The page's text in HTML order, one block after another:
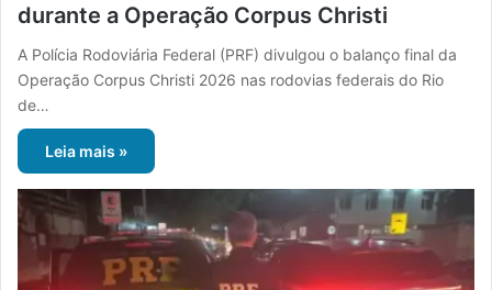
durante a Operação Corpus Christi
A Polícia Rodoviária Federal (PRF) divulgou o balanço final da
Operação Corpus Christi 2026 nas rodovias federais do Rio
de…
Leia mais »